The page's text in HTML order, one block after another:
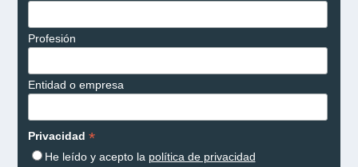
Profesión
Entidad o empresa
Privacidad *
He leído y acepto la política de privacidad